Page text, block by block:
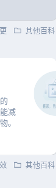
其他百科
减
。
其他百科